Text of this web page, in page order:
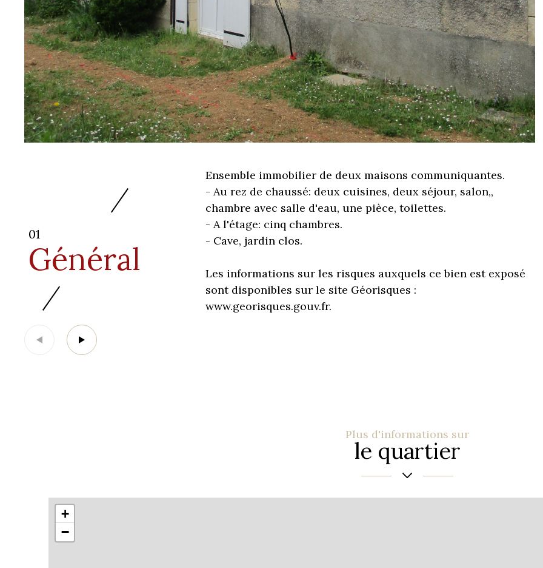
01
Général
Ensemble immobilier de deux maisons communiquantes.
- Au rez de chaussé: deux cuisines, deux séjour, salon,,
chambre avec salle d'eau, une pièce, toilettes.
- A l'étage: cinq chambres.
- Cave, jardin clos.
Les informations sur les risques auxquels ce bien est exposé
sont disponibles sur le site Géorisques :
www.georisques.gouv.fr.
Plus d'informations sur
le quartier
+
−